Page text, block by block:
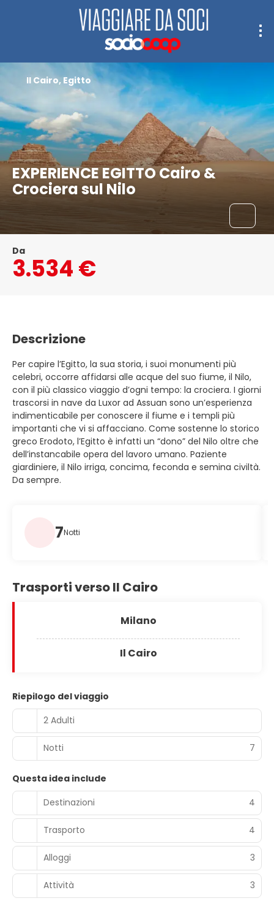
EXPERIENCE EGITTO Cairo &
Crociera sul Nilo
Il Cairo, Egitto
Da
3.534 €
Descrizione
Per capire l’Egitto, la sua storia, i suoi monumenti più
celebri, occorre affidarsi alle acque del suo fiume, il Nilo,
con il più classico viaggio d’ogni tempo: la crociera. I giorni
trascorsi in nave da Luxor ad Assuan sono un’esperienza
indimenticabile per conoscere il fiume e i templi più
importanti che vi si affacciano. Come sostenne lo storico
greco Erodoto, l’Egitto è infatti un “dono” del Nilo oltre che
dell’instancabile opera del lavoro umano. Paziente
giardiniere, il Nilo irriga, concima, feconda e semina civiltà.
Da sempre.
7Notti
Trasporti verso Il Cairo
Milano
Il Cairo
Riepilogo del viaggio
2 Adulti
Notti 7
Questa idea include
Destinazioni
4
Trasporto 4
Alloggi 3
Attività 3